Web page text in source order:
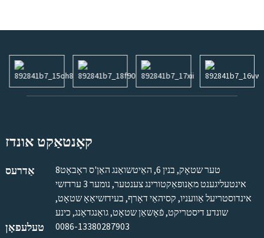
קאָנטאַקט אונדז
אַדרעס
8טער שטאָק, בנין 6, האַיטשואַנג האַן'ס ראָבאָט
אינטעליגענט מאַנופאַקטורינג צענטער, נומער 3 ערדזשי
אינדוסטריעל אַוועניו, קסיהאַי דאָרף, בעידזשיאַאָ שטאָט,
שונדע דיסטריקט, פֿאָשאַן שטאָט, גואַנגדאָנג, כינע
טעלעפאָן 0086-13380287903